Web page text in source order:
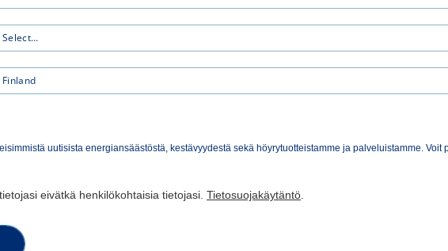
uutisista energiansäästöstä, kestävyydestä sekä höyrytuotteistamme ja palveluistamme.
eivätkä henkilökohtaisia tietojasi. Tietosuojakäytäntö